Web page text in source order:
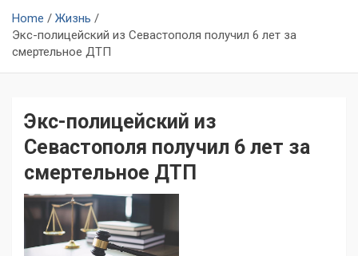
Home
Жизнь
Экс-полицейский из Севастополя получил 6 лет за
смертельное ДТП
Экс-полицейский из
Севастополя получил 6 лет за
смертельное ДТП